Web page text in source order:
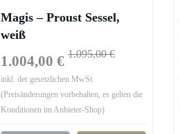
Magis – Proust Sessel,
weiß
1.004,00 € 1.095,00 €
inkl. der gesetzlichen MwSt.
(Preisänderungen vorbehalten, es gelten die
Konditionen im Anbieter-Shop)